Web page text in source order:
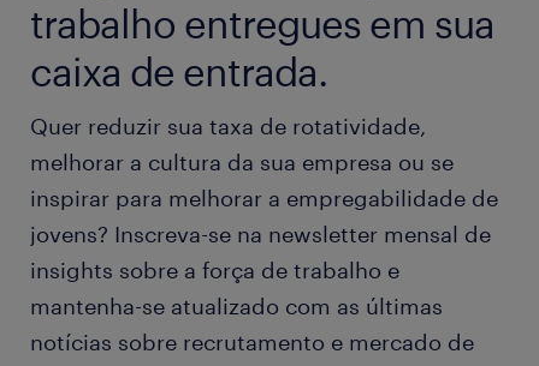
trabalho entregues em sua
caixa de entrada.
Quer reduzir sua taxa de rotatividade,
melhorar a cultura da sua empresa ou se
inspirar para melhorar a empregabilidade de
jovens? Inscreva-se na newsletter mensal de
insights sobre a força de trabalho e
mantenha-se atualizado com as últimas
notícias sobre recrutamento e mercado de